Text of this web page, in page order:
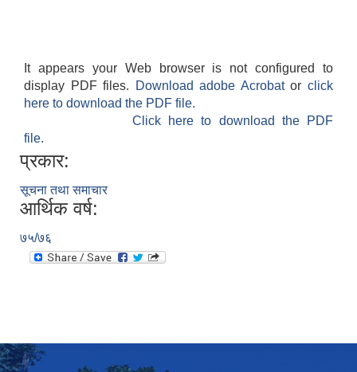
It appears your Web browser is not configured to
display PDF files.
Download adobe Acrobatorclick
here to download the PDF file.
Click here to download the PDF
file.
प्रकार:
सूचना तथा समाचार
आर्थिक वर्ष:
७५/७६